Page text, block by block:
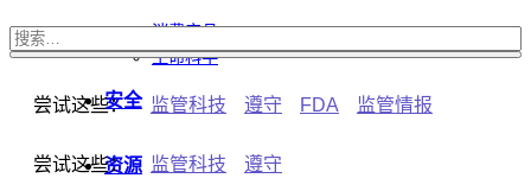
消费产品
生命科学
安全
资源
尝试这些： 监管科技 遵守 FDA 监管情报
尝试这些： 监管科技 遵守